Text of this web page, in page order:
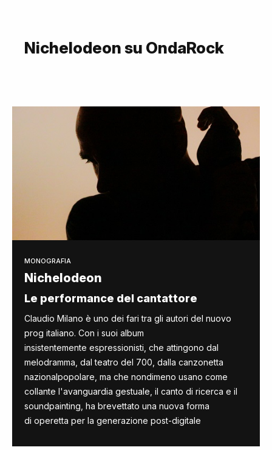
Nichelodeon su OndaRock
MONOGRAFIA
Nichelodeon
Le performance del cantattore
Claudio Milano è uno dei fari tra gli autori del nuovo
prog italiano. Con i suoi album
insistentemente espressionisti, che attingono dal
melodramma, dal teatro del 700, dalla canzonetta
nazionalpopolare, ma che nondimeno usano come
collante l'avanguardia gestuale, il canto di ricerca e il
soundpainting, ha brevettato una nuova forma
di operetta per la generazione post-digitale